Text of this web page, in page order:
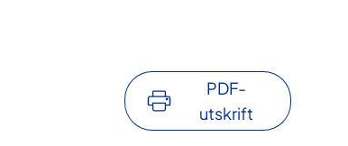
PDF-
utskrift